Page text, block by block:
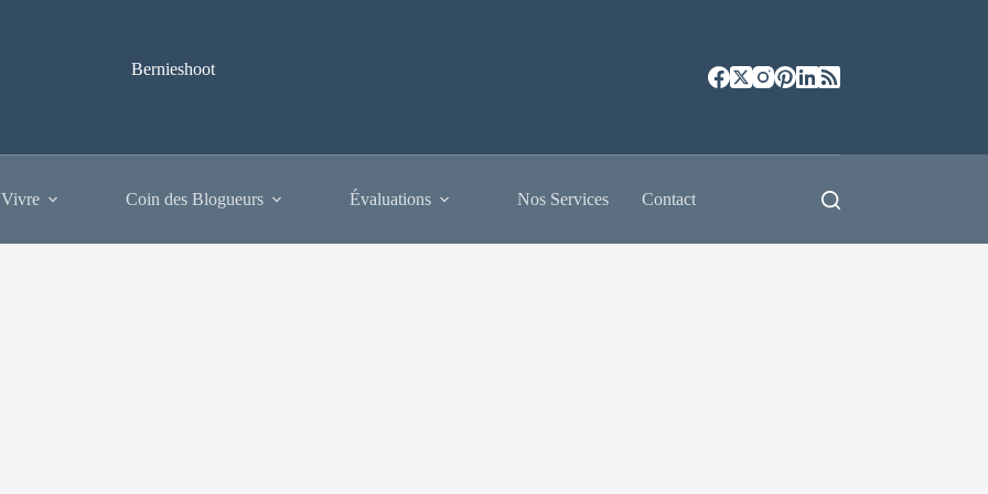
Bernieshoot
Coin des Blogueurs Évaluations Nos Services Contact